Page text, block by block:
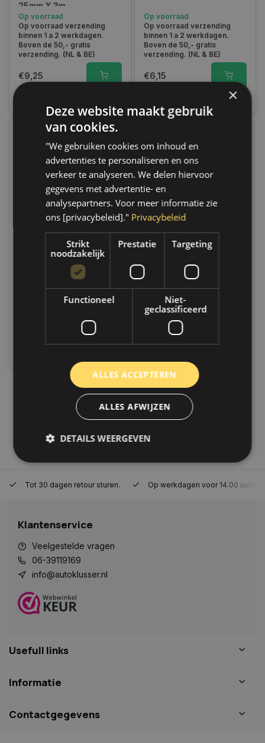
25mm X 3m
Op voorraad
Op voorraad verzending
binnen 1 a 2 werkdagen.
Boven de 50,- gratis
verzending. (NL & BE)
€9,25
Op voorraad
Op voorraad verzending
binnen 1 a 2 werkdagen.
Boven de 50,- gratis
verzending. (NL & BE)
€6,15
Op voorraad verzending
binnen 1 a 2 werkdagen.
Boven de 50,- gratis
Tot 30 dagen retour sturen. Op werkdagen voor 14.00 uur
Klantenservice
Veelgestelde vragen
06-39119169
info@autoklusser.nl
Usefull links
Informatie
Contactgegevens
×
Deze website maakt gebruik
van cookies.
"We gebruiken cookies om inhoud en
advertenties te personaliseren en ons
verkeer te analyseren. We delen hiervoor
gegevens met advertentie- en
analysepartners. Voor meer informatie zie
ons [privacybeleid]." Privacybeleid
Strikt
noodzakelijk
Prestatie Targeting
Functioneel
Niet-
geclassificeerd
ALLES ACCEPTEREN
ALLES AFWIJZEN
DETAILS WEERGEVEN
Strikt noodzakelijk Prestatie
Targeting
Strikt noodzakelijke cookies maken de
gebruikersaanmelding en accountbeheer. De
website kan niet goed worden gebruikt zonder de
strikt noodzakelijke cookies.
Naam
COOKIELAW_STATS
53